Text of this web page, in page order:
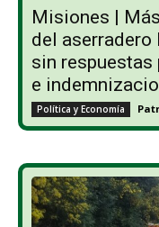
Misiones |
del aserradero
sin respuestas
e
Política y Economía